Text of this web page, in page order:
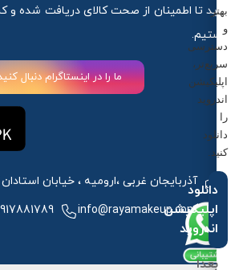
خرید تا اطمینان از صحت کالای دریافت شده و
هستیم.
ما را در اینستاگرام دنبال
آذربایجان غربی ،ارومیه ، خیابان استادان
info@rayamakeup.com
بهتر
و
دسترسی
سریع‌تر،
اپلیکیشن
اندروید
را
دانلود
کنید.
دانلود
اپلیکیشن
اندروید
بعدا